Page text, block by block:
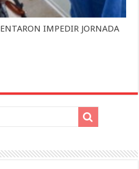
IMPEDIR JORNADA